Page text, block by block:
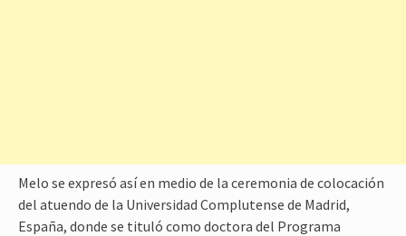
Melo se expresó así en medio de la ceremonia de colocación
del atuendo de la Universidad Complutense de Madrid,
España, donde se tituló como doctora del Programa